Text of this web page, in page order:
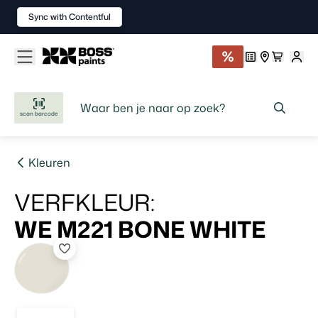
scan barcode
Kleuren
VERFKLEUR:
WE M221 BONE WHITE
Sync with Contentful